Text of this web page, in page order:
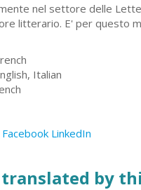
nel settore delle
litterario. E' per questo
Italian
Facebook LinkedIn
by